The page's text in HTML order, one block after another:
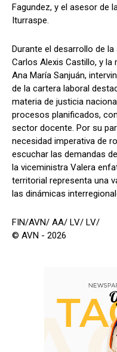
Fagundez, y el asesor de
Iturraspe.
Durante el desarrollo de
Carlos Alexis Castillo, y la
Ana María Sanjuán,
de la cartera laboral
materia de justicia
procesos planificados,
sector docente. Por su
necesidad imperativa de
escuchar las demandas
la viceministra Valera
territorial representa una
las dinámicas
FIN/AVN/ AA/ LV/ LV/
© AVN - 2026